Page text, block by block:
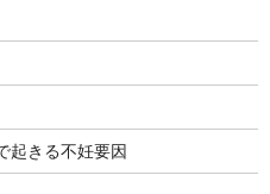
起きる不妊要因